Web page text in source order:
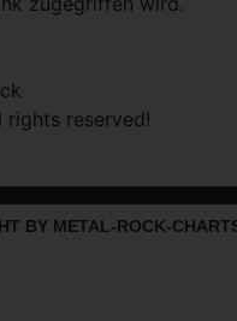
rights reserved!
BY METAL-ROCK-